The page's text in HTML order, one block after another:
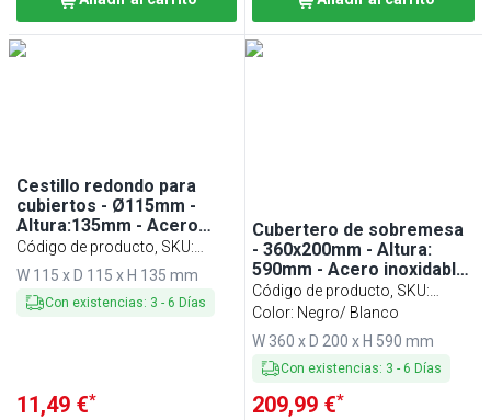
Cestillo redondo para
cubiertos - Ø115mm -
Altura:135mm - Acero
inoxidable - perforada
Código de producto, SKU:
BKGA100
W 115 x D 115 x H 135 mm
Con existencias: 3 - 6 Días
11,49 €*
Cubertero de sobremesa
- 360x200mm - Altura:
590mm - Acero inoxidable
- con 5 compartimentos -
bandeja para cubiertos
extraíble - Negro/Blanco
Código de producto, SKU:
BKRG5SW
Color: Negro/ Blanco
W 360 x D 200 x H 590 mm
Con existencias: 3 - 6 Días
209,99 €*